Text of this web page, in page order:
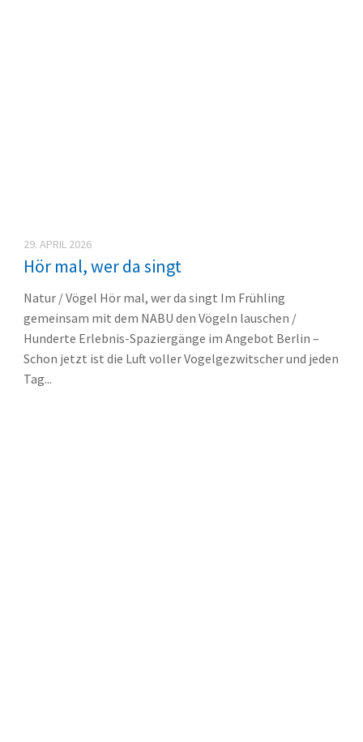
29. APRIL 2026
Hör mal, wer da singt
Natur / Vögel Hör mal, wer da singt Im Frühling
gemeinsam mit dem NABU den Vögeln lauschen /
Hunderte Erlebnis-Spaziergänge im Angebot Berlin –
Schon jetzt ist die Luft voller Vogelgezwitscher und jeden
Tag...